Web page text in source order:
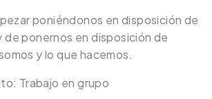
poniéndonos en disposición de
de ponernos en disposición de
y lo que hacemos.
Trabajo en grupo